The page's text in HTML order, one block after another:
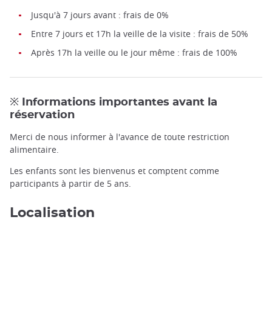
Jusqu'à 7 jours avant : frais de 0%
Entre 7 jours et 17h la veille de la visite : frais de 50%
Après 17h la veille ou le jour même : frais de 100%
※ Informations importantes avant la
réservation
Merci de nous informer à l'avance de toute restriction
alimentaire.
Les enfants sont les bienvenus et comptent comme
participants à partir de 5 ans.
Localisation